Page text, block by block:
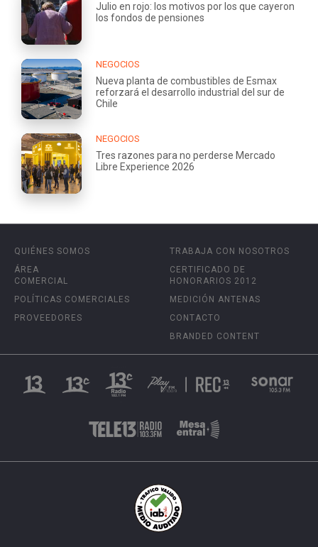
Julio en rojo: los motivos por los que cayeron
los fondos de pensiones
NEGOCIOS
Nueva planta de combustibles de Esmax
reforzará el desarrollo industrial del sur de
Chile
NEGOCIOS
Tres razones para no perderse Mercado
Libre Experience 2026
QUIÉNES SOMOS
ÁREA
COMERCIAL
POLÍTICAS COMERCIALES
PROVEEDORES
TRABAJA CON NOSOTROS
CERTIFICADO DE
HONORARIOS 2012
MEDICIÓN ANTENAS
CONTACTO
BRANDED CONTENT